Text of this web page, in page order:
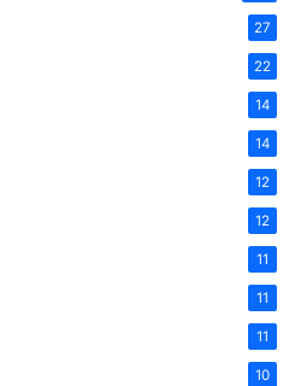
27
22
14
14
12
12
11
11
11
10